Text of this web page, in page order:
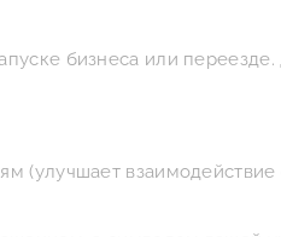
бизнеса или
(улучшает